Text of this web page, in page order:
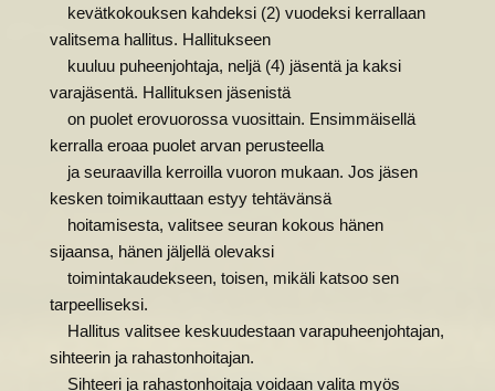
kevätkokouksen kahdeksi (2) vuodeksi kerrallaan
valitsema hallitus. Hallitukseen
kuuluu puheenjohtaja, neljä (4) jäsentä ja kaksi
varajäsentä. Hallituksen jäsenistä
on puolet erovuorossa vuosittain. Ensimmäisellä
kerralla eroaa puolet arvan perusteella
ja seuraavilla kerroilla vuoron mukaan. Jos jäsen
kesken toimikauttaan estyy tehtävänsä
hoitamisesta, valitsee seuran kokous hänen
sijaansa, hänen jäljellä olevaksi
toimintakaudekseen, toisen, mikäli katsoo sen
tarpeelliseksi.
Hallitus valitsee keskuudestaan varapuheenjohtajan,
sihteerin ja rahastonhoitajan.
Sihteeri ja rahastonhoitaja voidaan valita myös